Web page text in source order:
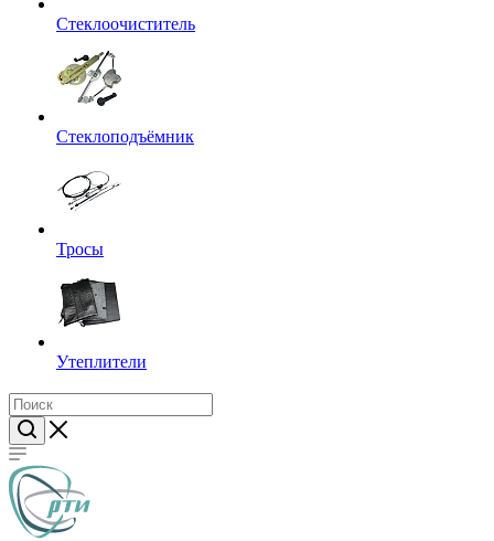
Стеклоочиститель
Стеклоподъёмник
Тросы
Утеплители